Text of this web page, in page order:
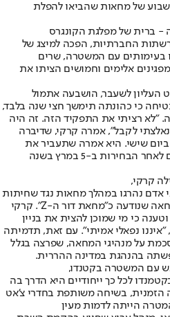
של מחאות שהביאו להפלת
ברית של מפלגת הקונגרס
החברתיות, הפכה למיצג של
נהרגו בעימותים עם המשטרה, שרים
אלימים וחמושים הציתו את
העליון לשעבר, הושבעה אתמול
כי כהונתה תימשך חצי שנה בלבד,
"לא רציתי את התפקיד הזה. זה היה
לקבל", אמרה קרקי, שדיברה
שישי. היא אמרה שתעביר את
השליטה לממשלה החדשה שתקום לאחר הבחירות ב-5 במרץ בשנה
קרקי,
מגיע לאחר שיותר מ-70 בני אדם נהרגו במהלך מחאות נגד שחיתות
שהביאו להדחת ממשלת נפאל במחאה שנודעה כ"מחאת דור ה-Z". קרקי
כי מי שמוכן להצית את בניין
נפאלי אמיתי". עם זאת, תדמיתה
על מנהיגי המחאה, שפרצה בגלל
בהנהגת במדינה ההררית.
אש עם המשטרה בקטנדו,
לכל כך ייחודיים היא הדרך בה
הזמנית, בשיחה משותפת בחדרי צ'אט
הייתה לדמות מעין